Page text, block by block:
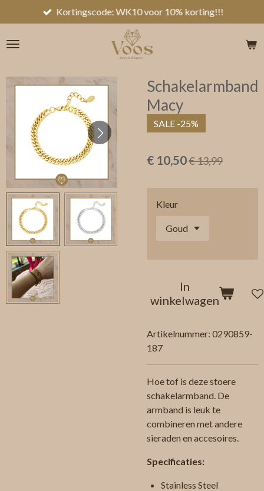
direct
naar
Kortingscode: WK10 voor 10% korting!!!
Schakelarmband
Macy
SALE -25%
€ 10,50€ 13,99
Kleur
In
winkelwagen
Artikelnummer: 0290859-
187
Hoe tof is deze stoere
schakelarmband. De
armband is leuk te
combineren met andere
sieraden en accesoires.
Specificaties:
Stainless Steel